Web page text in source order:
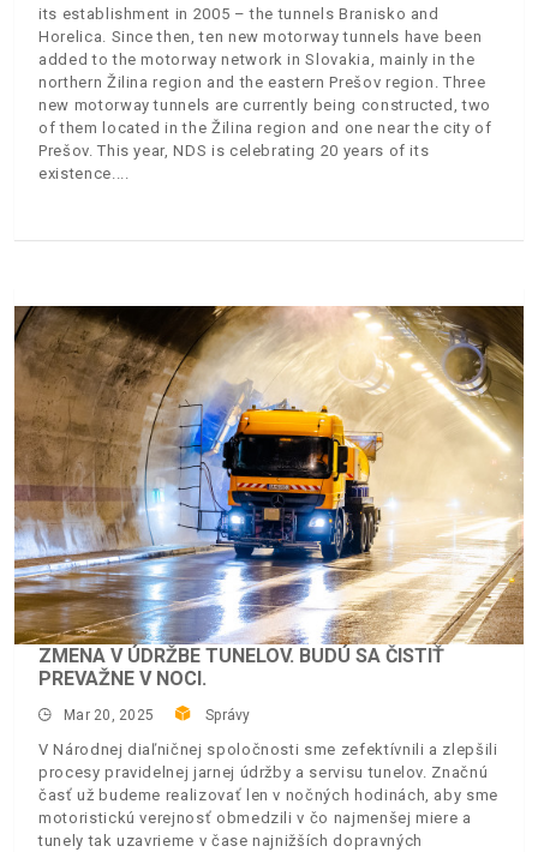
its establishment in 2005 – the tunnels Branisko and
Horelica. Since then, ten new motorway tunnels have been
added to the motorway network in Slovakia, mainly in the
northern Žilina region and the eastern Prešov region. Three
new motorway tunnels are currently being constructed, two
of them located in the Žilina region and one near the city of
Prešov. This year, NDS is celebrating 20 years of its
existence.
ZMENA V ÚDRŽBE TUNELOV. BUDÚ SA ČISTIŤ
PREVAŽNE V NOCI.
Mar 20, 2025 Správy
V Národnej diaľničnej spoločnosti sme zefektívnili a zlepšili
procesy pravidelnej jarnej údržby a servisu tunelov. Značnú
časť už budeme realizovať len v nočných hodinách, aby sme
motoristickú verejnosť obmedzili v čo najmenšej miere a
tunely tak uzavrieme v čase najnižších dopravných